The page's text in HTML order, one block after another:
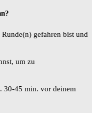
gefahren bist und
um zu
30-45 min. vor deinem